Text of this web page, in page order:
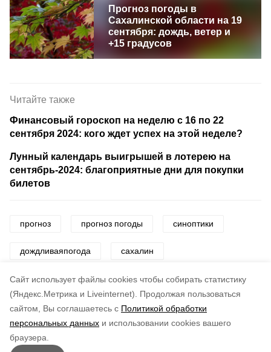
Cайт использует файлы cookies чтобы собирать статистику
(Яндекс.Метрика и Liveinternet).
Продолжая пользоваться
сайтом, Вы соглашаетесь с Политикой обработки
персональных данных и использовании cookies вашего
браузера.
Прогноз погоды в
Сахалинской области на 19
сентября: дождь, ветер и
+15 градусов
Читайте также
Финансовый гороскоп на неделю с 16 по 22
сентября 2024: кого ждет успех на этой неделе?
Лунный календарь выигрышей в лотерею на
сентябрь-2024: благоприятные дни для покупки
билетов
прогноз прогноз погоды синоптики
дождливаяпогода сахалин
сахалин и курилы
по оценке
5